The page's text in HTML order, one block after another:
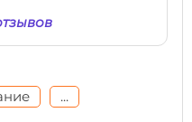
...